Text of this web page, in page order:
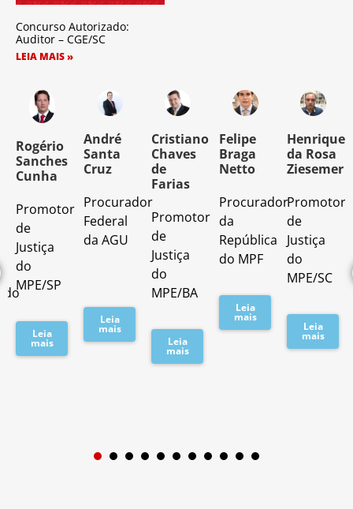
Concurso Autorizado:
Auditor – CGE/SC
LEIA MAIS »
Rogério
Sanches
Cunha
Promotor
de
Justiça
do
MPE/SP
Leia
mais
André
Santa
Cruz
Procurador
Federal
da AGU
Leia
mais
Cristiano
Chaves
de
Farias
Promotor
de
Justiça
do
MPE/BA
Leia
mais
Felipe
Braga
Netto
Procurador
da
República
do MPF
Leia
mais
Henrique
da Rosa
Ziesemer
Promotor
de
Justiça
do
MPE/SC
Leia
mais
1 2 3